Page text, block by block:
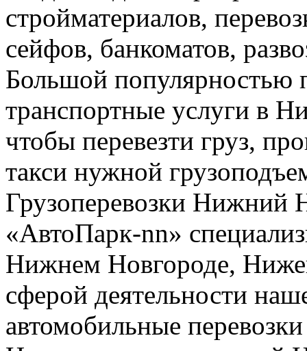
стройматериалов,
сейфов, банкоматов,
Большой популярностью
транспортные услуги в
чтобы перевезти груз,
такси нужной
Грузоперевозки Нижний
«АвтоПарк-nn»
Нижнем Новгороде,
сферой деятельности
автомобильные